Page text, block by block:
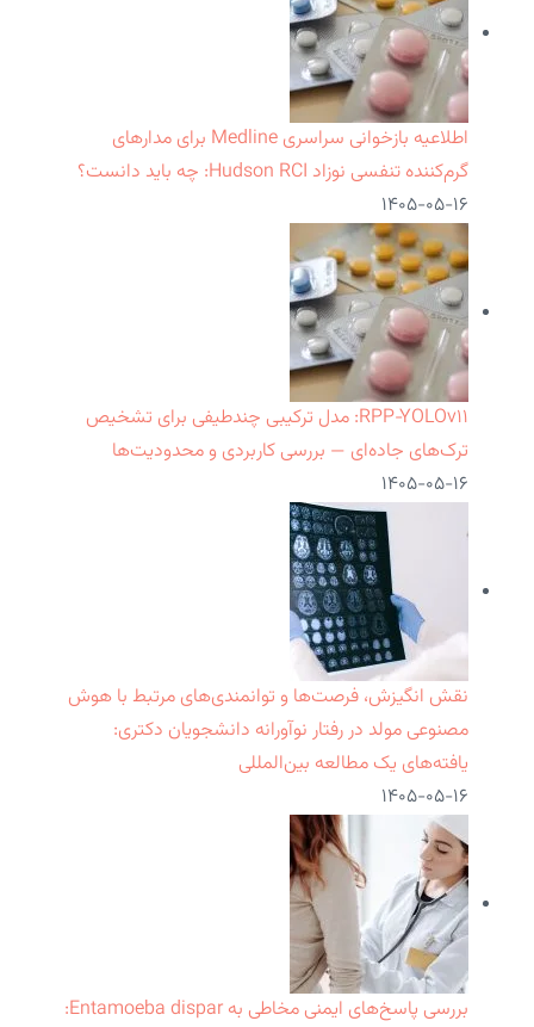
اطلاعیه بازخوانی سراسری Medline برای مدارهای
گرم‌کننده تنفسی نوزاد Hudson RCI: چه باید دانست؟
۱۴۰۵-۰۵-۱۶
RPP‑YOLOv۱۱: مدل ترکیبی چندطیفی برای تشخیص
ترک‌های جاده‌ای — بررسی کاربردی و محدودیت‌ها
۱۴۰۵-۰۵-۱۶
نقش انگیزش، فرصت‌ها و توانمندی‌های مرتبط با هوش
مصنوعی مولد در رفتار نوآورانه دانشجویان دکتری:
یافته‌های یک مطالعه بین‌المللی
۱۴۰۵-۰۵-۱۶
بررسی پاسخ‌های ایمنی مخاطی به Entamoeba dispar: